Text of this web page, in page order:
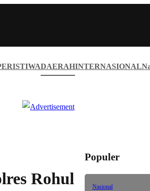
DAERAHINTERNASIONAL
Rohul
Populer
Nasional